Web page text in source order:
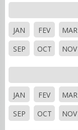
JAN FEV MAR
SEP
OCT NOV
JAN FEV MAR
SEP
OCT NOV